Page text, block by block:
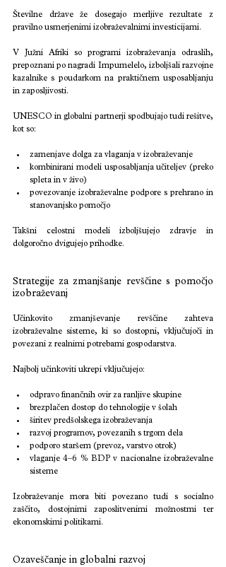
Številne države že dosegajo merljive rezultate z
pravilno usmerjenimi izobraževalnimi investicijami.
V Južni Afriki so programi izobraževanja odraslih,
prepoznani po nagradi Impumelelo, izboljšali razvojne
kazalnike s poudarkom na praktičnem usposabljanju
in zaposljivosti.
UNESCO in globalni partnerji spodbujajo tudi rešitve,
kot so:
zamenjave dolga za vlaganja v izobraževanje
kombinirani modeli usposabljanja učiteljev (preko
spleta in v živo)
povezovanje izobraževalne podpore s prehrano in
stanovanjsko pomočjo
Takšni celostni modeli izboljšujejo zdravje in
dolgoročno dvigujejo prihodke.
Strategije za zmanjšanje revščine s pomočjo
izobraževanj
Učinkovito zmanjševanje revščine zahteva
izobraževalne sisteme, ki so dostopni, vključujoči in
povezani z realnimi potrebami gospodarstva.
Najbolj učinkoviti ukrepi vključujejo:
odpravo finančnih ovir za ranljive skupine
brezplačen dostop do tehnologije v šolah
širitev predšolskega izobraževanja
razvoj programov, povezanih s trgom dela
podporo staršem (prevoz, varstvo otrok)
vlaganje 4–6 % BDP v nacionalne izobraževalne
sisteme
Izobraževanje mora biti povezano tudi s socialno
zaščito, dostojnimi zaposlitvenimi možnostmi ter
ekonomskimi politikami.
Ozaveščanje in globalni razvoj